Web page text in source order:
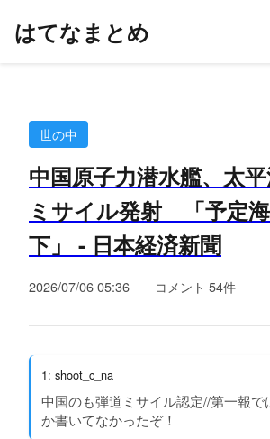
はてなまとめ
世の中
中国原子力潜水艦、太
ミサイル発射 「予定
下」 - 日本経済新聞
2026/07/06 05:36 コメント 54件
1: shoot_c_na
中国のも弾道ミサイル認定//第一報で
か書いてなかったぞ！